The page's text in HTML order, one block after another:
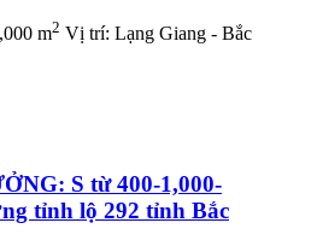
m2 Vị trí: Lạng Giang - Bắc
S từ 400-1,000-
tỉnh lộ 292 tỉnh Bắc